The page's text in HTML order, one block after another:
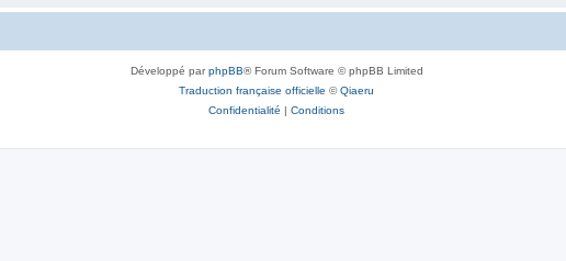
Développé parphpBB® Forum Software © phpBB Limited
Traduction française officielle ©Qiaeru
Confidentialité | Conditions